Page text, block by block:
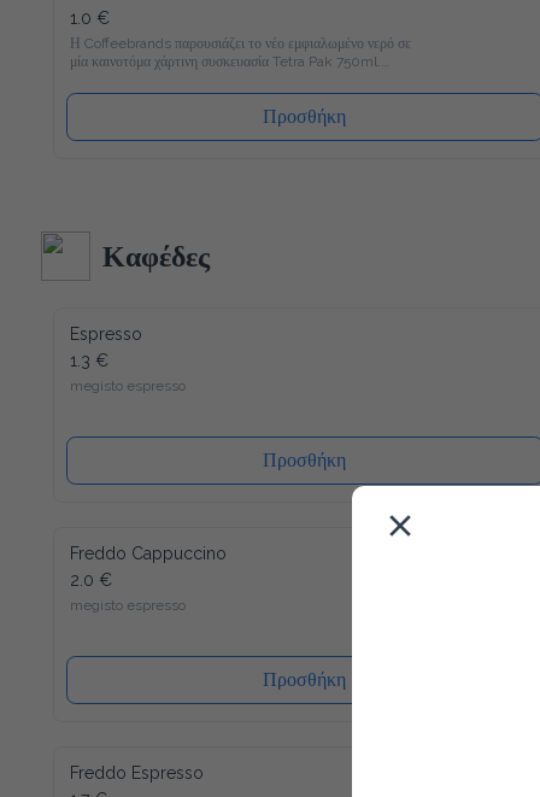
1.0 €
Η Coffeebrands παρουσιάζει το νέο εμφιαλωμένο νερό σε
μία καινοτόμα χάρτινη συσκευασία Tetra Pak 750ml.
ιδανικές αναλογίες μετάλλων και σε χάρτινη συσκευασία Tetra
Pak που θα επιτρέπει στους καταναλωτές μας να
απολαμβάνουν το εμφιαλωμένο νερό με νέο και φιλικό προς
λιγότερο δυνατό αντίκτυπο στο περιβάλλον. Ενώ ένα άλλο
πλεονέκτημα είναι ότι το καπάκι κλείνει ξανά, μετά από κάθε
χρήση, έτσι ώστε το νερό να διατηρείται πάντα φρέσκο ​​και
Προσθήκη
Καφέδες
Espresso
1.3 €
megisto espresso
Προσθήκη
Freddo Cappuccino
2.0 €
megisto espresso
Προσθήκη
Freddo Espresso